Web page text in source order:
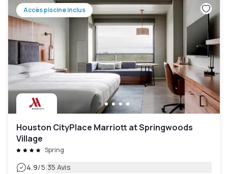
Accès piscine inclus
Houston CityPlace Marriott at Springwoods
Village
Spring
4.9/5|35 Avis